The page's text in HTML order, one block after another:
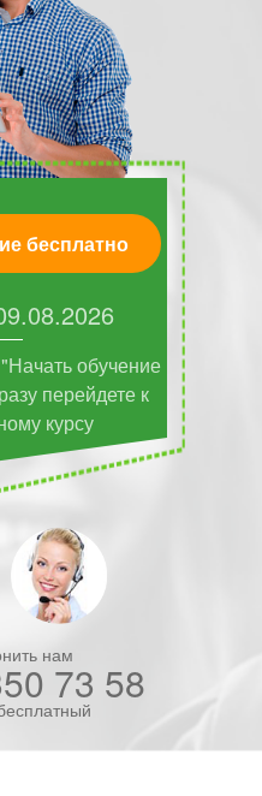
бесплатно
обучение
перейдете к
курсу
нам
73 58